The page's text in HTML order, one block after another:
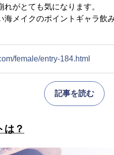
がとても気になります。
海メイクのポイントギャラ飲
female/entry-184.html
記事を読む
は？